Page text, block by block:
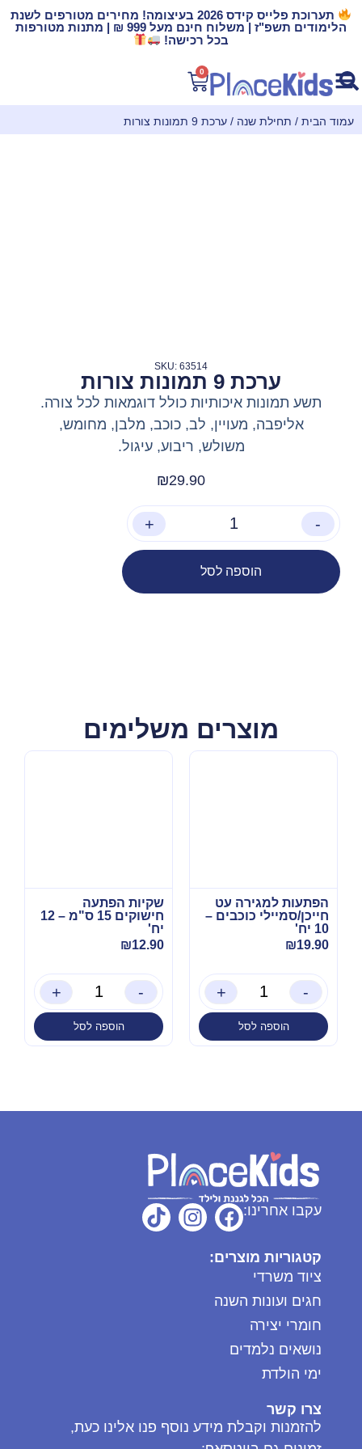
תערוכת פלייס קידס 2026 בעיצומה! מחירים מטורפים לשנת
הלימודים תשפ"ז | משלוח חינם מעל 999 ₪ | מתנות מטורפות
בכל רכישה!
0
עמוד הבית / תחילת שנה / ערכת 9 תמונות צורות
SKU: 63514
ערכת 9 תמונות צורות
תשע תמונות איכותיות כולל דוגמאות לכל צורה.
אליפבה, מעויין, לב, כוכב, מלבן, מחומש,
משולש, ריבוע, עיגול.
₪29.90
-
+
הוספה לסל
מוצרים משלימים
הפתעות למגירה עט
חייכן/סמיילי כוכבים –
10 יח'
₪19.90
-
+
הוספה לסל
שקיות הפתעה
חישוקים 15 ס"מ – 12
יח'
₪12.90
-
+
הוספה לסל
עקבו אחרינו:
קטגוריות מוצרים:
ציוד משרדי
חגים ועונות השנה
חומרי יצירה
נושאים נלמדים
ימי הולדת
צרו קשר
להזמנות וקבלת מידע נוסף פנו אלינו כעת,